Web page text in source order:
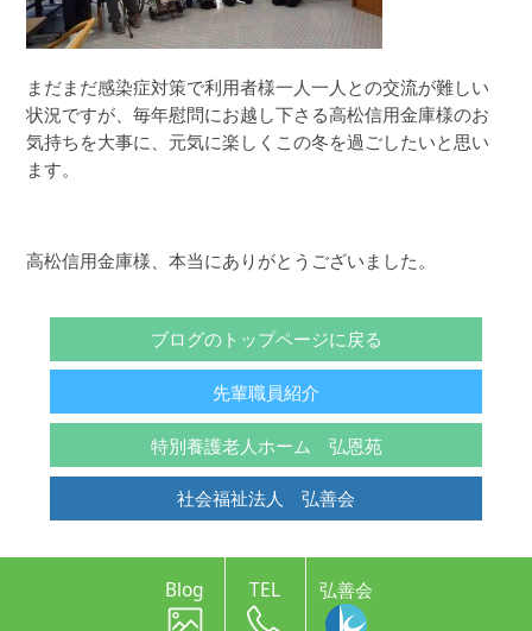
まだまだ感染症対策で利用者様一人一人との交流が難しい
状況ですが、毎年慰問にお越し下さる高松信用金庫様のお
気持ちを大事に、元気に楽しくこの冬を過ごしたいと思い
ます。
高松信用金庫様、本当にありがとうございました。
ブログのトップページに戻る
先輩職員紹介
特別養護老人ホーム 弘恩苑
社会福祉法人 弘善会
Blog TEL 弘善会